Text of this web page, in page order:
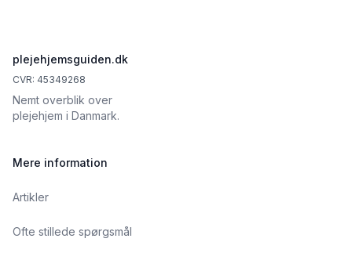
plejehjemsguiden.dk
CVR: 45349268
Nemt overblik over
plejehjem i Danmark.
Mere information
Artikler
Ofte stillede spørgsmål